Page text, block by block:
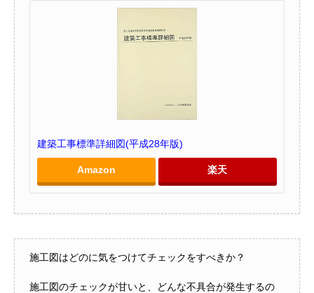
建築工事標準詳細図(平成28年版)
Amazon 楽天
施工図はどのに気をつけてチェックをすべきか？
施工図のチェックが甘いと、どんな不具合が発生するの